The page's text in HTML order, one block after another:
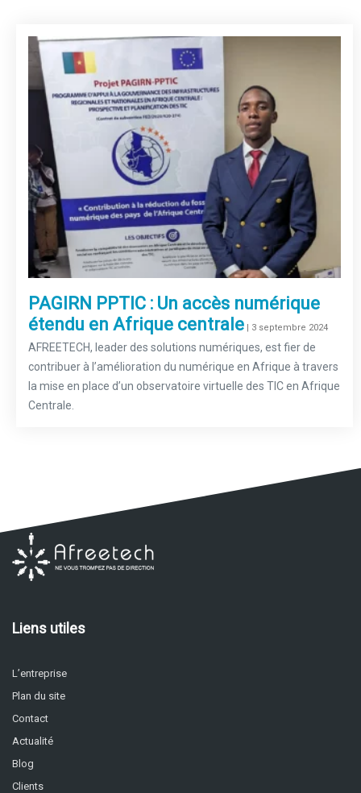
PAGIRN PPTIC : Un accès numérique
étendu en Afrique centrale | 3 septembre 2024
AFREETECH, leader des solutions numériques, est fier de
contribuer à l’amélioration du numérique en Afrique à travers
la mise en place d’un observatoire virtuelle des TIC en Afrique
Centrale.
Liens utiles
L’entreprise
Plan du site
Contact
Actualité
Blog
Clients